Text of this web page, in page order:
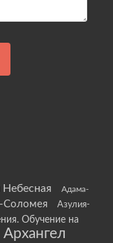
Небесная
Адама-
Соломея
Азулия-
Обучение на
Архангел